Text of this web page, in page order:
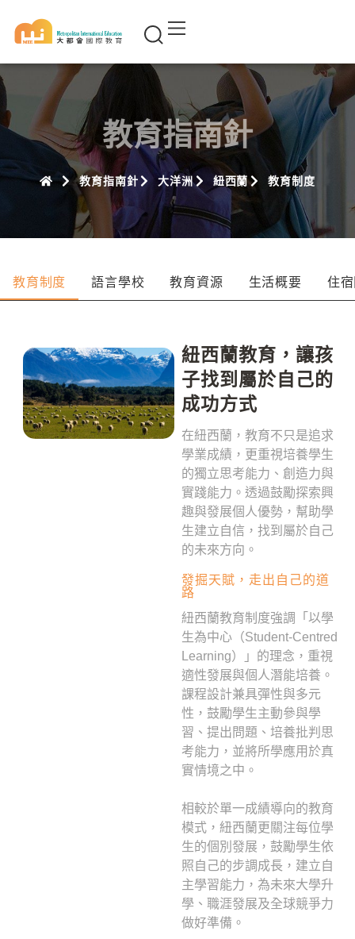
教育指南針
教育指南針 大洋洲 紐西蘭 教育制度
教育制度 語言學校 教育資源 生活概要 住
紐西蘭教育，讓孩
子找到屬於自己的
成功方式
在紐西蘭，教育不只是追求
學業成績，更重視培養學生
的獨立思考能力、創造力與
實踐能力。透過鼓勵探索興
趣與發展個人優勢，幫助學
生建立自信，找到屬於自己
的未來方向。
發掘天賦，走出自己的道
路
紐西蘭教育制度強調「以學
生為中心（Student-Centred
Learning）」的理念，重視
適性發展與個人潛能培養。
課程設計兼具彈性與多元
性，鼓勵學生主動參與學
習、提出問題、培養批判思
考能力，並將所學應用於真
實情境之中。
相較於單一成績導向的教育
模式，紐西蘭更關注每位學
生的個別發展，鼓勵學生依
照自己的步調成長，建立自
主學習能力，為未來大學升
學、職涯發展及全球競爭力
做好準備。